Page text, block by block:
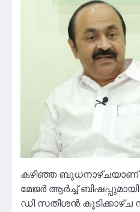
കഴിഞ്ഞ ബുധനാഴ്ചയാണ്
മേജർ ആർച്ച്
ഡി സതീശൻ കൂടിക്കാഴ്ച